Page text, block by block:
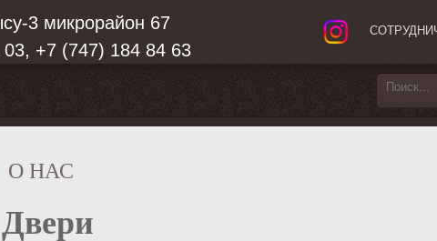
3 микрорайон 67
+7 (747) 184 84 63
О НАС